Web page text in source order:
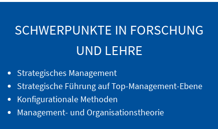
SCHWERPUNKTE IN FORSCHUNG
UND LEHRE
Strategisches Management
Strategische Führung auf Top-Management-Ebene
Konfigurationale Methoden
Management- und Organisationstheorie